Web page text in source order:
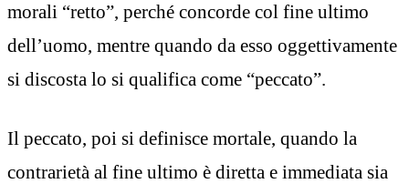
morali “retto”, perché concorde col fine ultimo
dell’uomo, mentre quando da esso oggettivamente
si discosta lo si qualifica come “peccato”.
Il peccato, poi si definisce mortale, quando la
contrarietà al fine ultimo è diretta e immediata sia